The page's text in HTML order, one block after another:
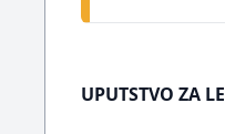
UPUTSTVO ZA